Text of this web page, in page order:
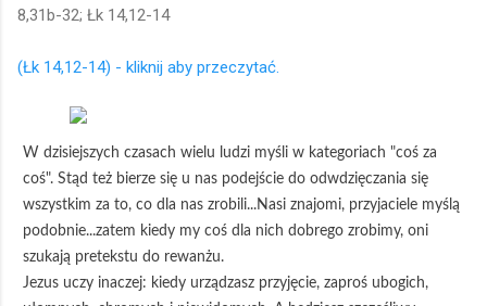
8,31b-32; Łk 14,12-14
(Łk 14,12-14) - kliknij aby przeczytać.
W dzisiejszych czasach wielu ludzi myśli w kategoriach "coś za
coś". Stąd też bierze się u nas podejście do odwdzięczania się
wszystkim za to, co dla nas zrobili...Nasi znajomi, przyjaciele myślą
podobnie...zatem kiedy my coś dla nich dobrego zrobimy, oni
szukają pretekstu do rewanżu.
Jezus uczy inaczej: kiedy urządzasz przyjęcie, zaproś ubogich,